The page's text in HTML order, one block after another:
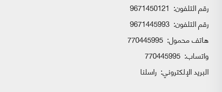
رقم التلفون: 9671450121
رقم التلفون: 9671445993
هاتف محمول: 770445995
واتساب:
البريد الإلكتروني: راسلنا